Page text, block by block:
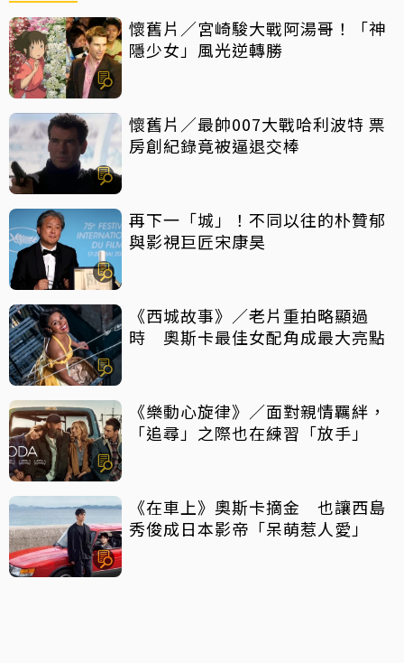
懷舊片／宮崎駿大戰阿湯哥！「神
隱少女」風光逆轉勝
懷舊片／最帥007大戰哈利波特 票
房創紀錄竟被逼退交棒
再下一「城」！不同以往的朴贊郁
與影視巨匠宋康昊
《西城故事》／老片重拍略顯過
時 奧斯卡最佳女配角成最大亮點
《樂動心旋律》／面對親情羈絆，
「追尋」之際也在練習「放手」
《在車上》奧斯卡摘金 也讓西島
秀俊成日本影帝「呆萌惹人愛」